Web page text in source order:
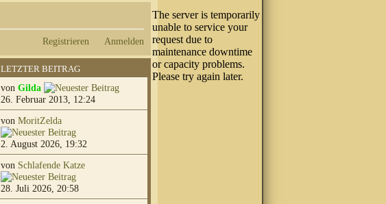
Registrieren Anmelden
LETZTER BEITRAG
von Gilda
26. Februar 2013, 12:24
von MoritZelda
2. August 2026, 19:32
von Schlafende Katze
28. Juli 2026, 20:58